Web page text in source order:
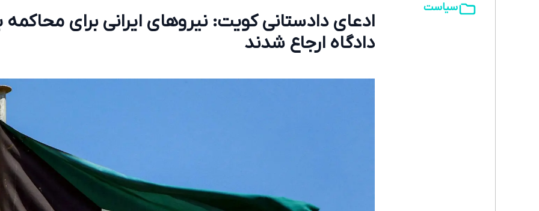
سیاست
ادعای دادستانی کویت: نیروهای ایرانی برای محاکمه
دادگاه ارجاع شدند